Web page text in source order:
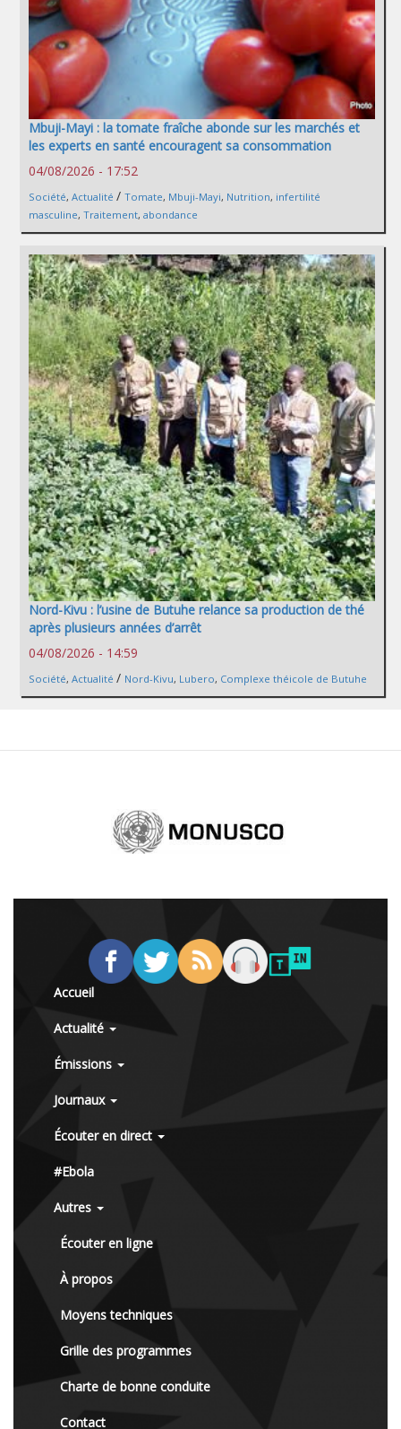
Mbuji-Mayi : la tomate fraîche abonde sur les marchés et
les experts en santé encouragent sa consommation
04/08/2026 - 17:52
Société, Actualité / Tomate, Mbuji-Mayi, Nutrition, infertilité
masculine, Traitement, abondance
Nord-Kivu : l’usine de Butuhe relance sa production de thé
après plusieurs années d’arrêt
04/08/2026 - 14:59
Société, Actualité / Nord-Kivu, Lubero, Complexe théicole de Butuhe
Accueil
Actualité
Émissions
Journaux
Écouter en direct
#Ebola
Autres
Écouter en ligne
À propos
Moyens techniques
Grille des programmes
Charte de bonne conduite
Contact